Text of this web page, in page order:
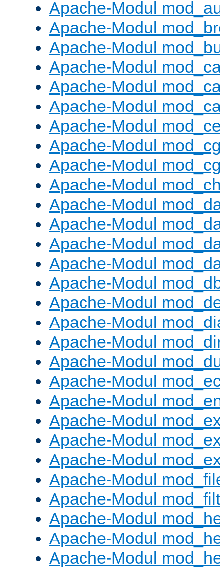
Apache-Modul
Apache-Modul
Apache-Modul
Apache-Modul
Apache-Modul
Apache-Modul
Apache-Modul
Apache-Modul
Apache-Modul
Apache-Modul
Apache-Modul
Apache-Modul
Apache-Modul
Apache-Modul
Apache-Modul
Apache-Modul
Apache-Modul
Apache-Modul
Apache-Modul
Apache-Modul
Apache-Modul
Apache-Modul
Apache-Modul
Apache-Modul
Apache-Modul
Apache-Modul
Apache-Modul
Apache-Modul
Apache-Modul